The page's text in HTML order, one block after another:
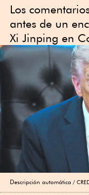
Los
antes de un
Xi Jinping en
Descripción automática